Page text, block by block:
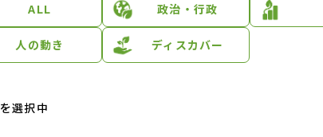
ALL 政治・行政
人の動き ディスカバー
を選択中